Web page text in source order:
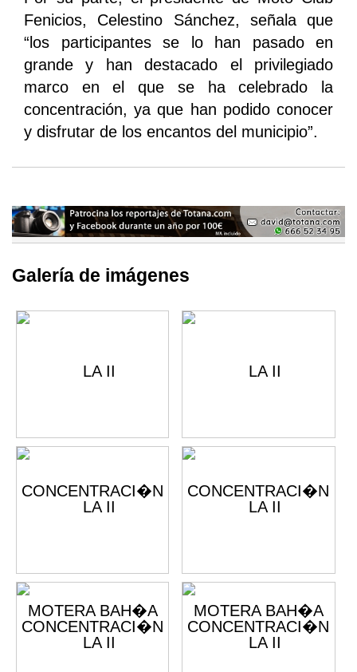
Fenicios, Celestino Sánchez, señala que
“los participantes se lo han pasado en
grande y han destacado el privilegiado
marco en el que se ha celebrado la
concentración, ya que han podido conocer
y disfrutar de los encantos del municipio”.
Galería de imágenes